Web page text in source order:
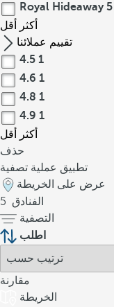
Royal Hideaway 5
أكثر
أقل
تقييم عملائنا
4.5 1
4.6 1
4.8 1
4.9 1
أكثر
أقل
حذف
تطبيق عملية تصفية
عرض على الخريطة
5 الفنادق
التصفية
اطلب
مقارنة
الخريطة